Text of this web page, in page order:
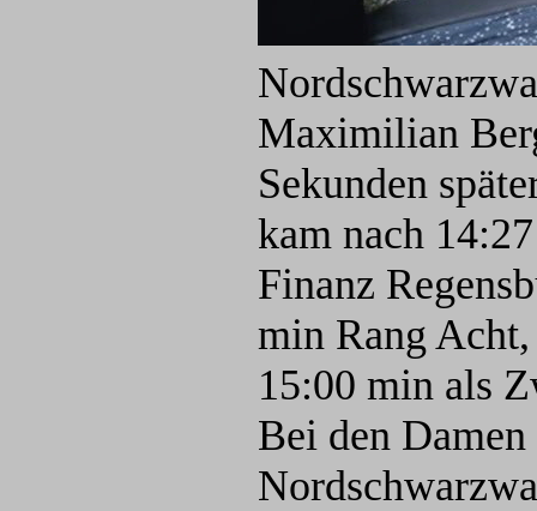
Maximilian
Sekunden
kam nach
Finanz
min Rang
15:00 min als
Bei den